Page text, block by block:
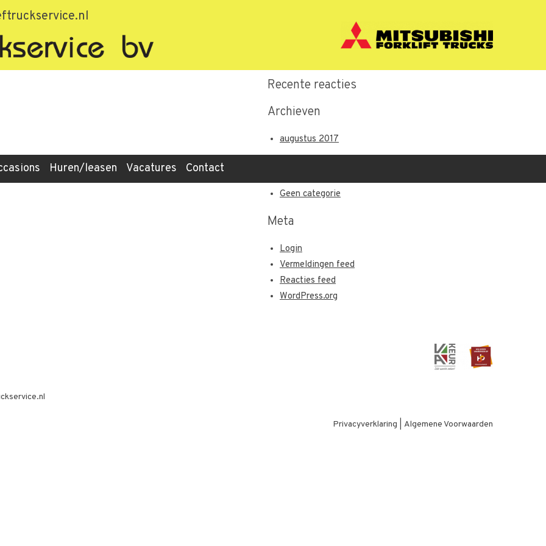
Huren/leasen Vacatures Contact
Recente berichten
Recente reacties
Archieven
augustus 2017
Geen categorie
Meta
Login
Vermeldingen feed
Reacties feed
WordPress.org
Privacyverklaring Algemene Voorwaarden